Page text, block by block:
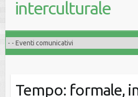
interculturale
Tempo: formale,